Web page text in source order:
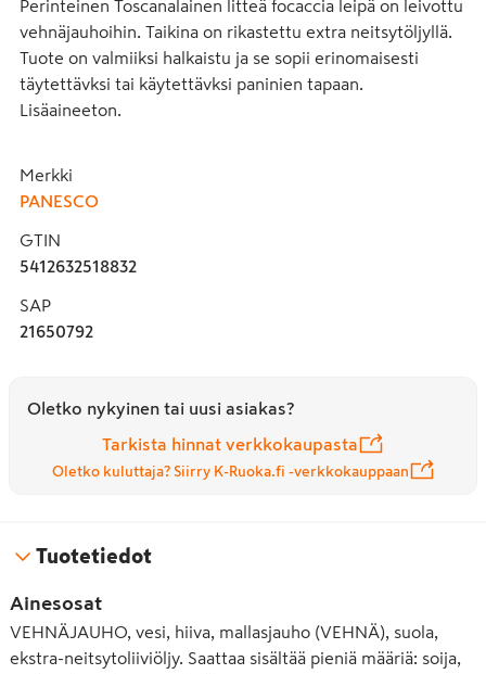
Perinteinen Toscanalainen litteä focaccia leipä on leivottu
vehnäjauhoihin. Taikina on rikastettu extra neitsytöljyllä.
Tuote on valmiiksi halkaistu ja se sopii erinomaisesti
täytettävksi tai käytettävksi paninien tapaan.
Lisäaineeton.
Merkki
PANESCO
GTIN
5412632518832
SAP
21650792
Oletko nykyinen tai uusi asiakas?
Tarkista hinnat verkkokaupasta
Oletko kuluttaja? Siirry K-Ruoka.fi -verkkokauppaan
Tuotetiedot
Ainesosat
VEHNÄJAUHO, vesi, hiiva, mallasjauho (VEHNÄ), suola,
ekstra-neitsytoliiviöljy. Saattaa sisältää pieniä määriä: soija,